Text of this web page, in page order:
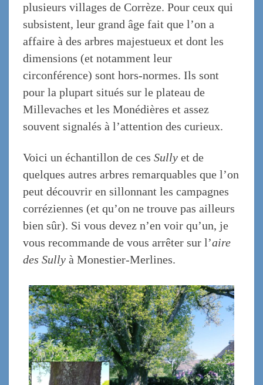
plusieurs villages de Corrèze. Pour ceux qui
subsistent, leur grand âge fait que l’on a
affaire à des arbres majestueux et dont les
dimensions (et notamment leur
circonférence) sont hors-normes. Ils sont
pour la plupart situés sur le plateau de
Millevaches et les Monédières et assez
souvent signalés à l’attention des curieux.
Voici un échantillon de ces Sully et de
quelques autres arbres remarquables que l’on
peut découvrir en sillonnant les campagnes
corréziennes (et qu’on ne trouve pas ailleurs
bien sûr). Si vous devez n’en voir qu’un, je
vous recommande de vous arrêter sur l’aire
des Sully à Monestier-Merlines.